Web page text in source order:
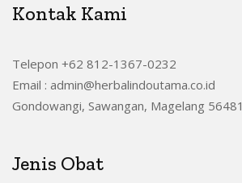
Kontak Kami
Telepon +62 812-1367-0232
Email : admin@herbalindoutama.co.id
Gondowangi, Sawangan, Magelang 56481
Jenis Obat